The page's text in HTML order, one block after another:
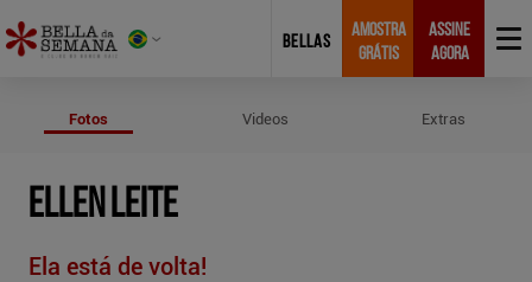
BELLAS
AMOSTRA
GRÁTIS
ASSINE
AGORA
Fotos Videos Extras
ELLEN LEITE
Ela está de volta!